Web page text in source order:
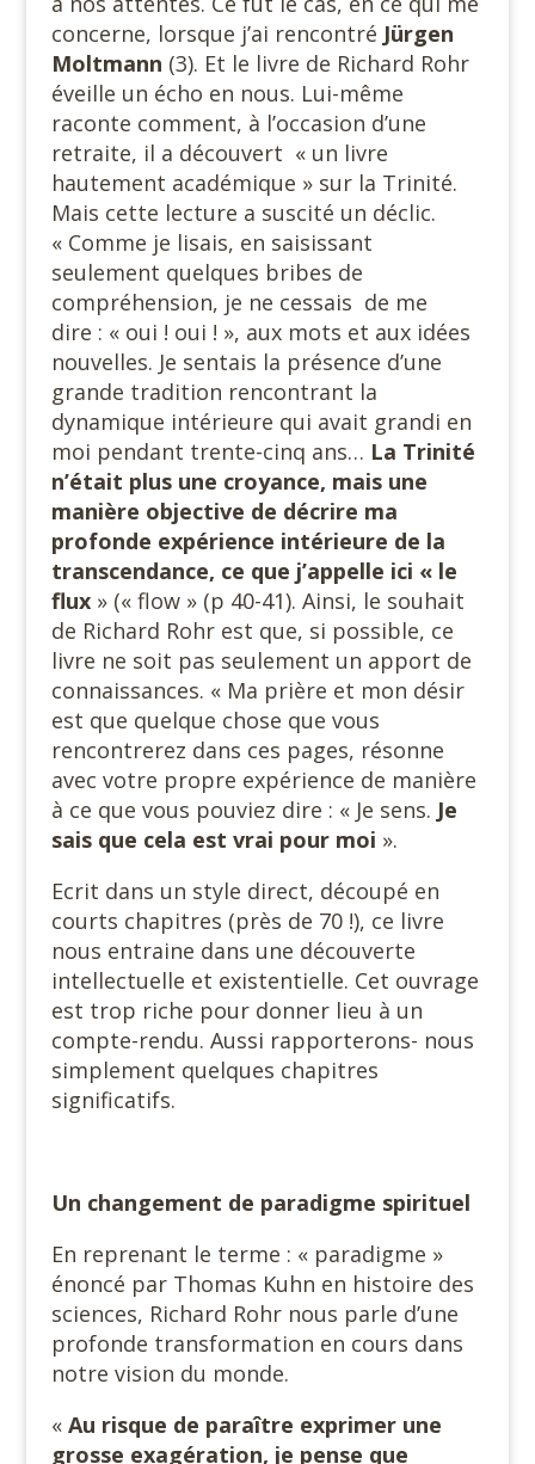
concerne, lorsque j’ai rencontré Jürgen
Moltmann (3). Et le livre de Richard Rohr
éveille un écho en nous. Lui-même
raconte comment, à l’occasion d’une
retraite, il a découvert « un livre
hautement académique » sur la Trinité.
Mais cette lecture a suscité un déclic.
« Comme je lisais, en saisissant
seulement quelques bribes de
compréhension, je ne cessais de me
dire : « oui ! oui ! », aux mots et aux idées
nouvelles. Je sentais la présence d’une
grande tradition rencontrant la
dynamique intérieure qui avait grandi en
moi pendant trente-cinq ans… La Trinité
n’était plus une croyance, mais une
manière objective de décrire ma
profonde expérience intérieure de la
transcendance, ce que j’appelle ici « le
flux » (« flow » (p 40-41). Ainsi, le souhait
de Richard Rohr est que, si possible, ce
livre ne soit pas seulement un apport de
connaissances. « Ma prière et mon désir
est que quelque chose que vous
rencontrerez dans ces pages, résonne
avec votre propre expérience de manière
à ce que vous pouviez dire : « Je sens. Je
sais que cela est vrai pour moi ».
Ecrit dans un style direct, découpé en
courts chapitres (près de 70 !), ce livre
nous entraine dans une découverte
intellectuelle et existentielle. Cet ouvrage
est trop riche pour donner lieu à un
compte-rendu. Aussi rapporterons- nous
simplement quelques chapitres
significatifs.
Un changement de paradigme spirituel
En reprenant le terme : « paradigme »
énoncé par Thomas Kuhn en histoire des
sciences, Richard Rohr nous parle d’une
profonde transformation en cours dans
notre vision du monde.
« Au risque de paraître exprimer une
grosse exagération, je pense que